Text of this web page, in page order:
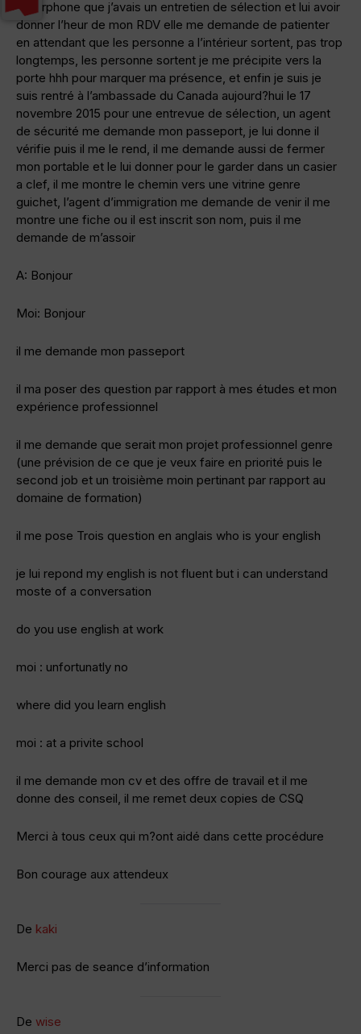
l’interphone que j’avais un entretien de sélection et lui avoir
donner l’heur de mon RDV elle me demande de patienter
en attendant que les personne a l’intérieur sortent, pas trop
longtemps, les personne sortent je me précipite vers la
porte hhh pour marquer ma présence, et enfin je suis je
suis rentré à l’ambassade du Canada aujourd?hui le 17
novembre 2015 pour une entrevue de sélection, un agent
de sécurité me demande mon passeport, je lui donne il
vérifie puis il me le rend, il me demande aussi de fermer
mon portable et le lui donner pour le garder dans un casier
a clef, il me montre le chemin vers une vitrine genre
guichet, l’agent d’immigration me demande de venir il me
montre une fiche ou il est inscrit son nom, puis il me
demande de m’assoir
A: Bonjour
Moi: Bonjour
il me demande mon passeport
il ma poser des question par rapport à mes études et mon
expérience professionnel
il me demande que serait mon projet professionnel genre
(une prévision de ce que je veux faire en priorité puis le
second job et un troisième moin pertinant par rapport au
domaine de formation)
il me pose Trois question en anglais who is your english
je lui repond my english is not fluent but i can understand
moste of a conversation
do you use english at work
moi : unfortunatly no
where did you learn english
moi : at a privite school
il me demande mon cv et des offre de travail et il me
donne des conseil, il me remet deux copies de CSQ
Merci à tous ceux qui m?ont aidé dans cette procédure
Bon courage aux attendeux
De kaki
Merci pas de seance d’information
De wise